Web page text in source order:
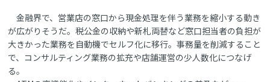
金融界で、営業店の窓口から現金処理を伴う業務を縮小する動き
が広がりそうだ。税公金の収納や新札両替など窓口担当者の負担が
大きかった業務を自動機でセルフ化に移行。事務量を削減すること
で、コンサルティング業務の拡充や店舗運営の少人数化につなげ
る。